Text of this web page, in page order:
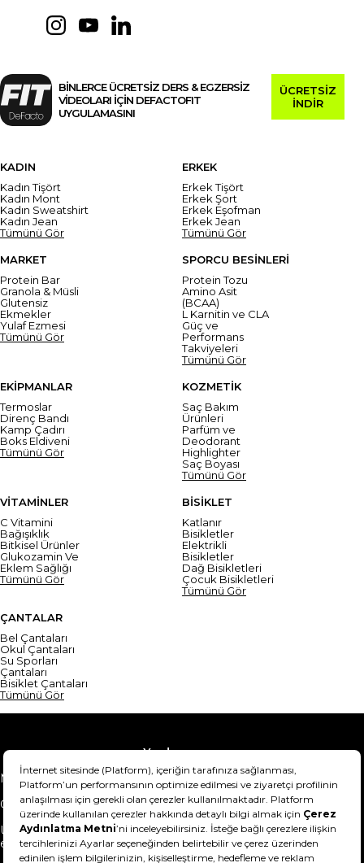
BİNLERCE ÜCRETSİZ DERS & EGZERSİZ
VİDEOLARI İÇİN DEFACTOFIT
UYGULAMASINI
ÜCRETSİZ
İNDİR
KADIN
Kadın Tişört
Kadın Mont
Kadın Sweatshirt
Kadın Jean
Tümünü Gör
ERKEK
Erkek Tişört
Erkek Şort
Erkek Eşofman
Erkek Jean
Tümünü Gör
MARKET
Protein Bar
Granola & Müsli
Glutensiz
Ekmekler
Yulaf Ezmesi
Tümünü Gör
SPORCU BESİNLERİ
Protein Tozu
Amino Asit
(BCAA)
L Karnitin ve CLA
Güç ve
Performans
Takviyeleri
Tümünü Gör
EKİPMANLAR
Termoslar
Direnç Bandı
Kamp Çadırı
Boks Eldiveni
Tümünü Gör
KOZMETİK
Saç Bakım
Ürünleri
Parfüm ve
Deodorant
Highlighter
Saç Boyası
Tümünü Gör
VİTAMİNLER
C Vitamini
Bağışıklık
Bitkisel Ürünler
Glukozamin Ve
Eklem Sağlığı
Tümünü Gör
BİSİKLET
Katlanır
Bisikletler
Elektrikli
Bisikletler
Dağ Bisikletleri
Çocuk Bisikletleri
Tümünü Gör
ÇANTALAR
Bel Çantaları
Okul Çantaları
Su Sporları
Çantaları
Bisiklet Çantaları
Tümünü Gör
Yardım
Mesafeli Satış Sözleşmesi
Teslimat Bilgisi
Gizlilik Sözleşmesi
Şartlar & Koşullar
Ürünümü nasıl iade
edebilirim?
Hakkımızda